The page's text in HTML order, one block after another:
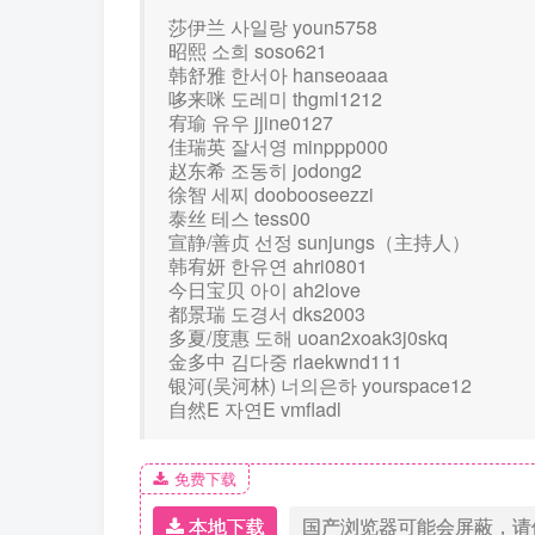
莎伊兰 사일랑 youn5758
昭熙 소희 soso621
韩舒雅 한서아 hanseoaaa
哆来咪 도레미 thgml1212
宥瑜 유우 jjine0127
佳瑞英 잘서영 minppp000
赵东希 조동히 jodong2
徐智 세찌 doobooseezzi
泰丝 테스 tess00
宣静/善贞 선정 sunjungs（主持人）
韩宥妍 한유연 ahri0801
今日宝贝 아이 ah2love
都景瑞 도경서 dks2003
多夏/度惠 도해 uoan2xoak3j0skq
金多中 김다중 rlaekwnd111
银河(吴河林) 너의은하 yourspace12
自然E 자연E vmfladl
免费下载
本地下载 国产浏览器可能会屏蔽，